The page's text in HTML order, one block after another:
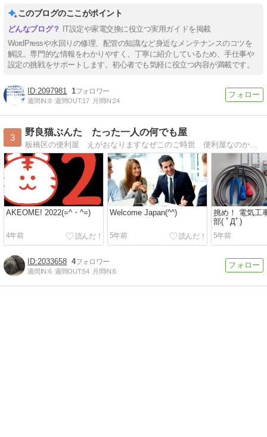
このブログのここがポイント
IT設定や家電交換に役立つ実用ガイドを掲載
WordPressや水回りの修理、配管の知識など身近なメンテナンスのコツを
解説。専門的な情報をわかりやすく、丁寧に紹介しているため、手仕事や
設定の挑戦をサポートします。初心者でも気軽に役立つ内容が満載です。
2097981 1
週間IN:8 週間OUT:17 月間IN:24
3
野良猫ぶんた たった一人の何でも屋
板橋区の便利屋 えがおなりますなぜこのご時世 便利屋なのかあえて非効率の脇道をゆく孤独な一人旅日々の業務や、お困りごとの解決策など書いています。一人ぼっちの便利屋 野良猫のようにたくましく ふらりふらりと。
AKEOME! 2022(=^・^=)
4年前
Welcome Japan(^^)
5年前
挑め！ 電気工
部( ﾟДﾟ)
5年前
2033658 4
週間IN:6 週間OUT:54 月間IN:6